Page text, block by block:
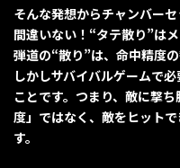
そんな発想からチャンバー
間違いない！“タテ散り”は
弾道の“散り”は、命中精度
しかしサバイバルゲームで
ことです。つまり、敵に撃
度」ではなく、敵をヒット
す。